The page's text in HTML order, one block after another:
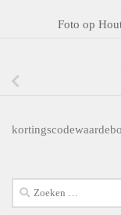
Foto op
Zoeken
naar: